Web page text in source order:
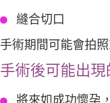
縫合切口
手術期間可能會拍
手術後可能出